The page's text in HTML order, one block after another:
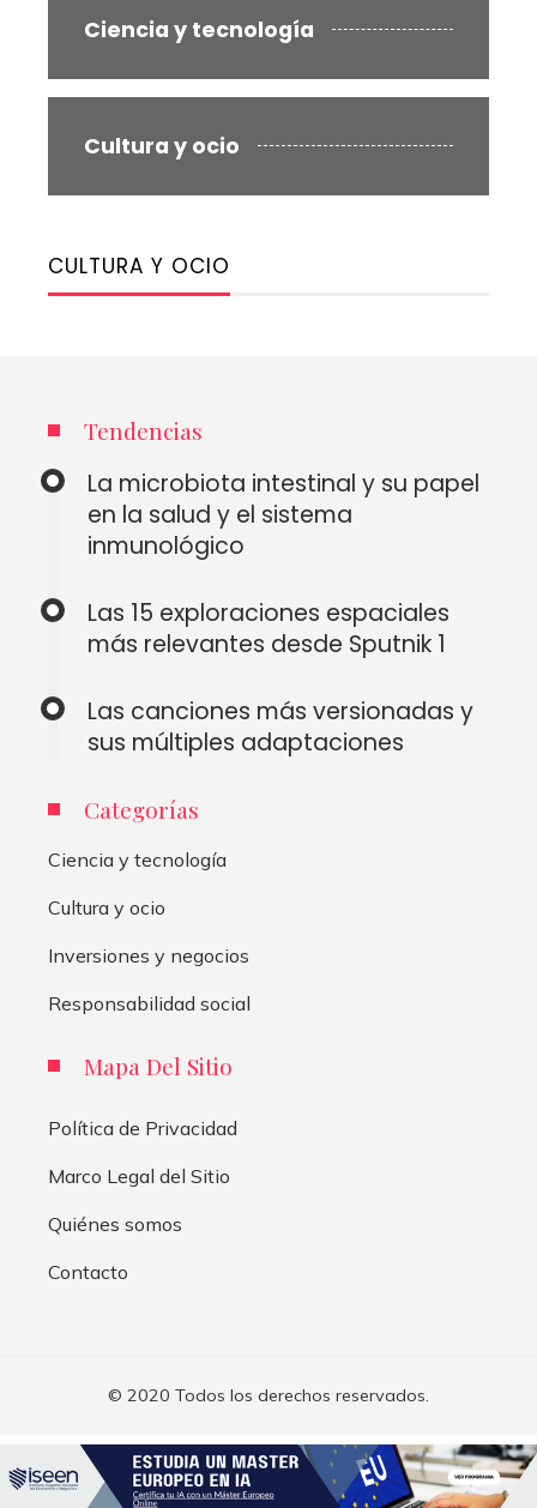
Ciencia y tecnología
Cultura y ocio
CULTURA Y OCIO
Tendencias
La microbiota intestinal y su papel
en la salud y el sistema
inmunológico
Las 15 exploraciones espaciales
más relevantes desde Sputnik 1
Las canciones más versionadas y
sus múltiples adaptaciones
Categorías
Ciencia y tecnología
Cultura y ocio
Inversiones y negocios
Responsabilidad social
Mapa Del Sitio
Política de Privacidad
Marco Legal del Sitio
Quiénes somos
Contacto
© 2020 Todos los derechos reservados.